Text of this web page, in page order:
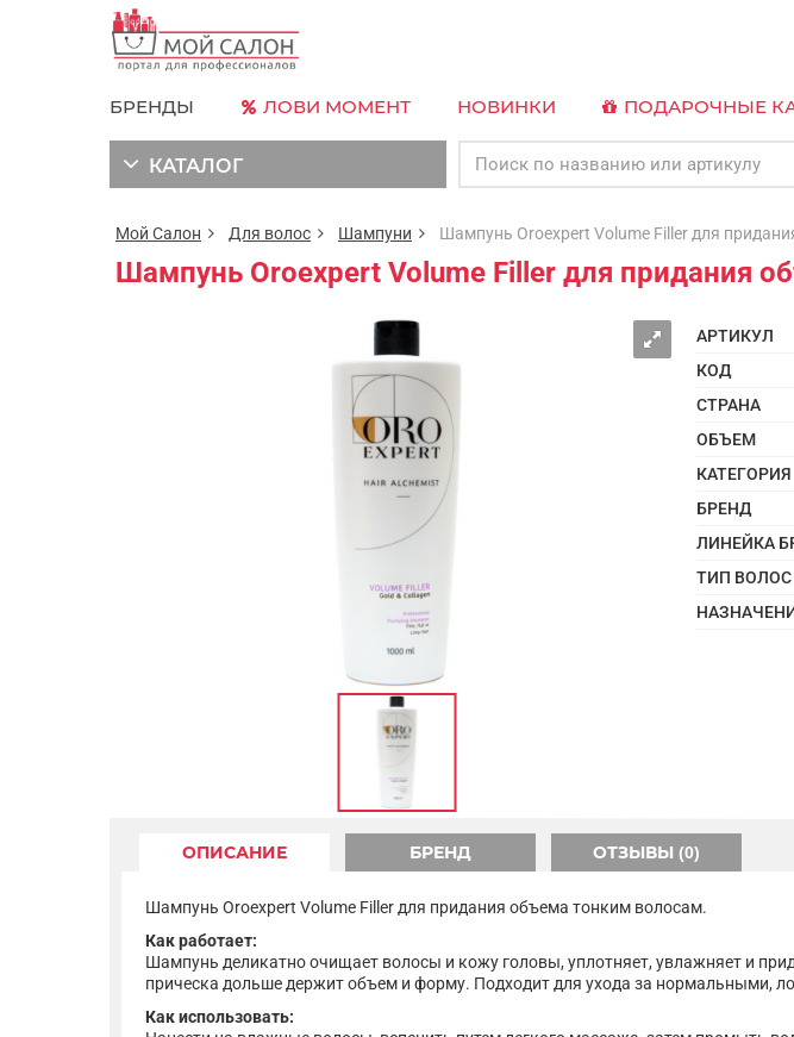
БРЕНДЫ ЛОВИ МОМЕНТ НОВИНКИ ПОДАРОЧНЫЕ
КАТАЛОГ
Мой Салон Для волос Шампуни Шампунь Oroexpert Volume Filler для
Шампунь Oroexpert Volume Filler для придания
АРТИКУЛ
КОД
СТРАНА
ОБЪЕМ
КАТЕГОРИЯ
БРЕНД
ЛИНЕЙКА
ТИП ВОЛОС
ОПИСАНИЕ БРЕНД ОТЗЫВЫ (0)
Шампунь Oroexpert Volume Filler для придания объема тонким волосам.
Как работает:
Шампунь деликатно очищает волосы и кожу головы, уплотняет, увлажняет и
прическа дольше держит объем и форму. Подходит для ухода за нормальными,
Как использовать: